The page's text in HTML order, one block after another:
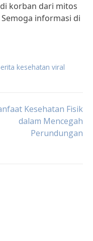
korban dari mitos
informasi di
kesehatan viral
Kesehatan Fisik
dalam Mencegah
Perundungan